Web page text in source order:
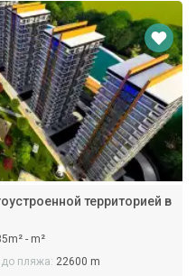
территорией в
- m²
до пляжа: 22600 m